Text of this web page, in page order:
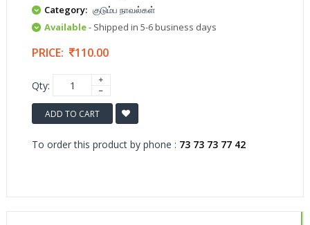
Category: குடும்ப நாவல்கள்
Available- Shipped in 5-6 business days
PRICE: 110.00
Qty:
ADD TO CART
To order this product by phone : 73 73 73 77 42